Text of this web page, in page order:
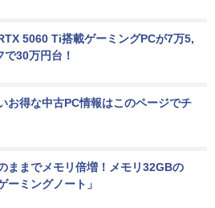
5060 Ti搭載ゲーミングPCが7万5,
30万円台！
お得な中古PC情報はこのページでチ
ままでメモリ倍増！メモリ32GBの
ーミングノート」